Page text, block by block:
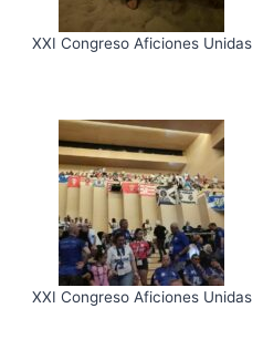
XXI Congreso Aficiones Unidas
XXI Congreso Aficiones Unidas